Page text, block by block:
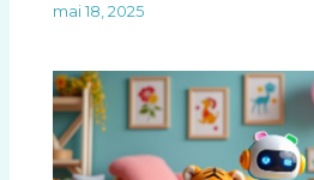
mai 18, 2025